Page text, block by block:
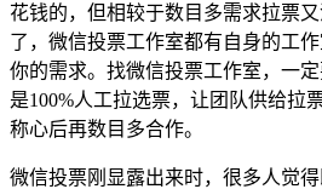
花钱的，但相较于数目多需求拉票
了，微信投票工作室都有自身的工
你的需求。找微信投票工作室，一
是100%人工拉选票，让团队供给拉
称心后再数目多合作。
微信投票刚显露出来时，很多人觉